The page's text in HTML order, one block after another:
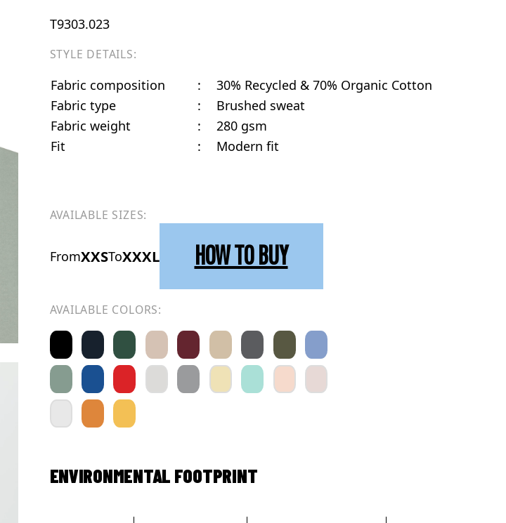
T9303.023
STYLE DETAILS:
Fabric composition :
30% Recycled & 70% Organic Cotton
Fabric type
:
Brushed sweat
Fabric weight
:
280 gsm
Fit
: Modern fit
AVAILABLE SIZES:
FromXXSToXXXL HOW TO BUY
AVAILABLE COLORS:
ENVIRONMENTAL FOOTPRINT